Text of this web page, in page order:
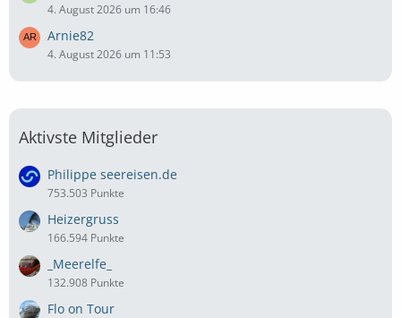
4. August 2026 um 16:46
Arnie82
4. August 2026 um 11:53
Aktivste Mitglieder
Philippe seereisen.de
753.503 Punkte
Heizergruss
166.594 Punkte
_Meerelfe_
132.908 Punkte
Flo on Tour